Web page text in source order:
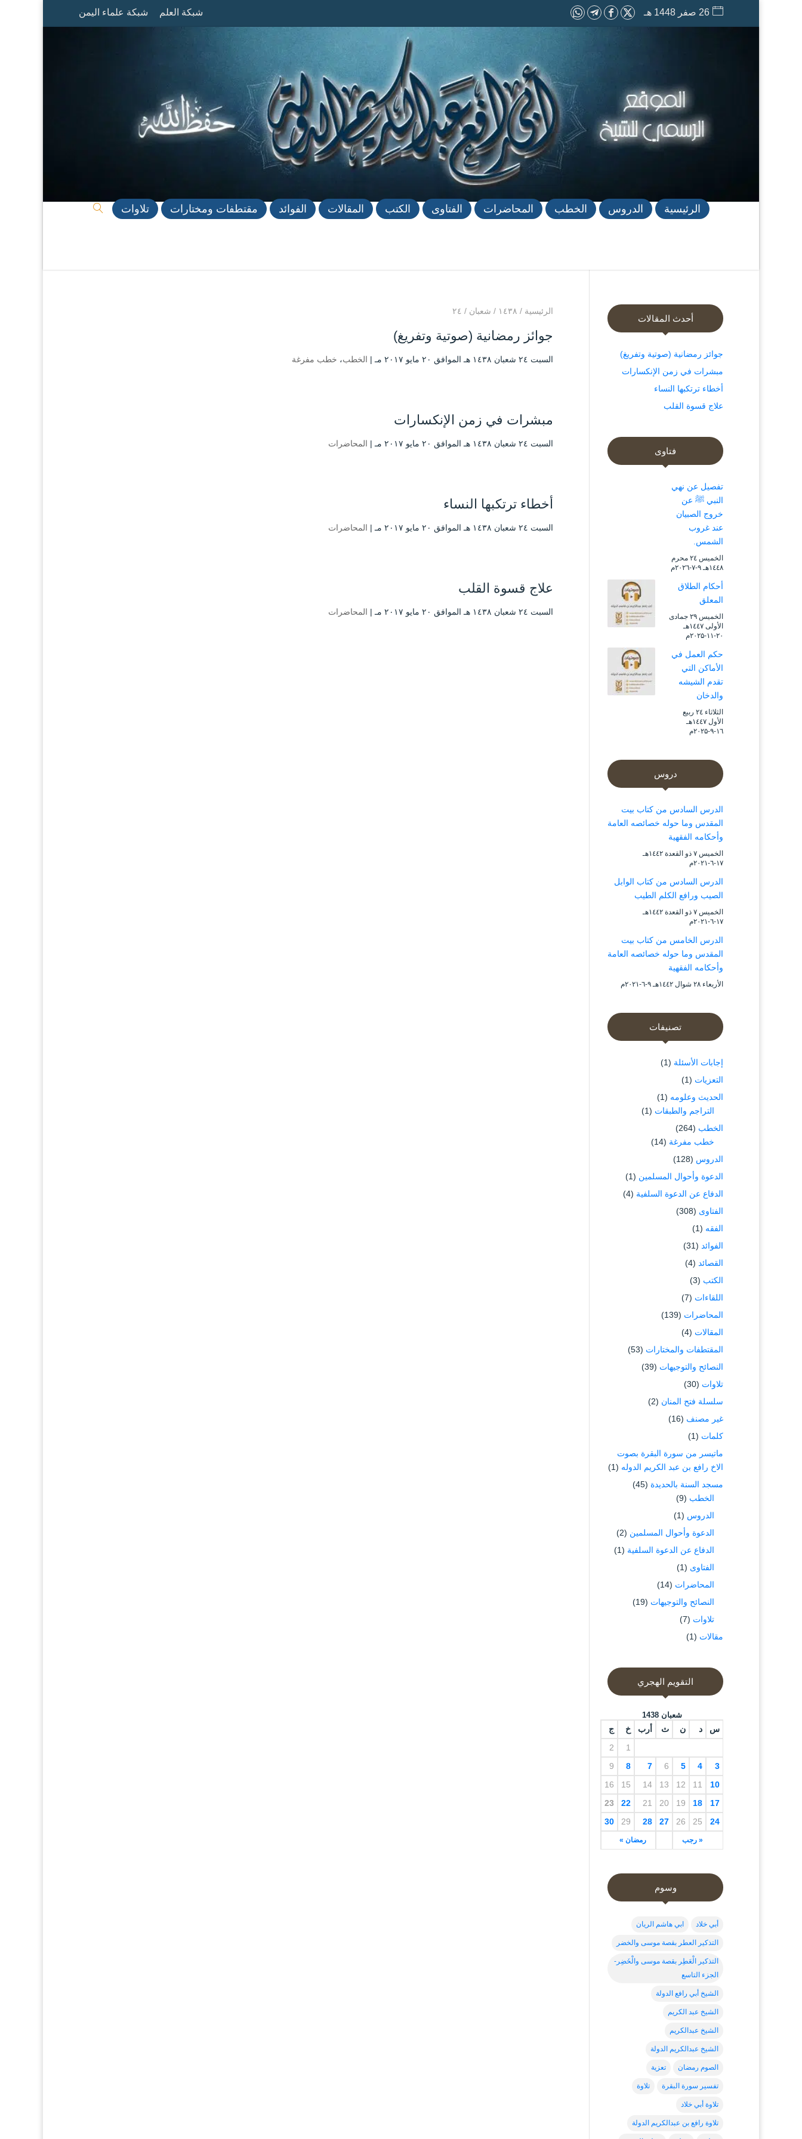
26 صفر 1448 هـ شبكة العلم شبكة علماء اليمن
الرئيسية الدروس الخطب المحاضرات الفتاوى الكتب المقالات الفوائد مقتطفات ومختارات تلاوات
الرئيسية / ۱٤۳۸ / شعبان / ۲٤
جوائز رمضانية (صوتية وتفريغ)
السبت ۲٤ شعبان ۱٤۳۸ هـ الموافق ۲۰ مايو ۲۰۱۷ مـ | الخطب، خطب مفرغة
مبشرات في زمن الإنكسارات
السبت ۲٤ شعبان ۱٤۳۸ هـ الموافق ۲۰ مايو ۲۰۱۷ مـ | المحاضرات
أخطاء ترتكبها النساء
السبت ۲٤ شعبان ۱٤۳۸ هـ الموافق ۲۰ مايو ۲۰۱۷ مـ | المحاضرات
علاج قسوة القلب
السبت ۲٤ شعبان ۱٤۳۸ هـ الموافق ۲۰ مايو ۲۰۱۷ مـ | المحاضرات
أحدث المقالات
جوائز رمضانية (صوتية وتفريغ)
مبشرات في زمن الإنكسارات
أخطاء ترتكبها النساء
علاج قسوة القلب
فتاوى
تفصيل عن نهي
النبي ﷺ عن
خروج الصبيان
عند غروب
الشمس.
الخميس ۲٤ محرم
۱٤٤۸هـ ۹-۷-۲۰۲٦م
أحكام الطلاق
المعلق
الخميس ۲۹ جمادى
الأولى ۱٤٤۷هـ
۲۰-۱۱-۲۰۲۵م
حكم العمل في
الأماكن التي
تقدم الشيشه
والدخان
الثلاثاء ۲٤ ربيع
الأول ۱٤٤۷هـ
۱٦-۹-۲۰۲۵م
دروس
الدرس السادس من كتاب بيت
المقدس وما حوله خصائصه العامة
وأحكامه الفقهية
الخميس ۷ ذو القعدة ۱٤٤۲هـ
۱۷-٦-۲۰۲۱م
الدرس السادس من كتاب الوابل
الصيب ورافع الكلم الطيب
الخميس ۷ ذو القعدة ۱٤٤۲هـ
۱۷-٦-۲۰۲۱م
الدرس الخامس من كتاب بيت
المقدس وما حوله خصائصه العامة
وأحكامه الفقهية
الأربعاء ۲۸ شوال ۱٤٤۲هـ ۹-٦-۲۰۲۱م
تصنيفات
إجابات الأسئلة (1)
التعزيات (1)
الحديث وعلومه (1)
التراجم والطبقات (1)
الخطب (264)
خطب مفرغة (14)
الدروس (128)
الدعوة وأحوال المسلمين (1)
الدفاع عن الدعوة السلفية (4)
الفتاوى (308)
الفقه (1)
الفوائد (31)
القصائد (4)
الكتب (3)
اللقاءات (7)
المحاضرات (139)
المقالات (4)
المقتطفات والمختارات (53)
النصائح والتوجيهات (39)
تلاوات (30)
سلسلة فتح المنان (2)
غير مصنف (16)
كلمات (1)
ماتيسر من سورة البقرة بصوت
الاخ رافع بن عبد الكريم الدوله (1)
مسجد السنة بالحديدة (45)
الخطب (9)
الدروس (1)
الدعوة وأحوال المسلمين (2)
الدفاع عن الدعوة السلفية (1)
الفتاوى (1)
المحاضرات (14)
النصائح والتوجيهات (19)
تلاوات (7)
مقالات (1)
التقويم الهجري
شعبان 1438
س د ن ث أرب خ ج
« رجب رمضان »
1
2
3
4
5
6
7
8
9
10
11
12
13
14
15
16
17
18
19
20
21
22
23
24
25
26
27
28
29
30
وسوم
أبي خلاد ابي هاشم الريان
التذكير العطر بقصة موسى والخضر
التذكير الْعَطِر بقصة موسى والْخَضِر-
الجزء التاسع
الشيخ أبي رافع الدولة
الشيخ عبد الكريم
الشيخ عبدالكريم
الشيخ عبدالكريم الدولة
الصوم رمضان تعزية
تفسير سورة البقرة تلاوة
تلاوة أبي خلاد
تلاوة رافع بن عبدالكريم الدولة